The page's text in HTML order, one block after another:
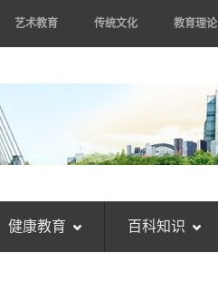
艺术教育 传统文化 教育理论
健康教育 百科知识